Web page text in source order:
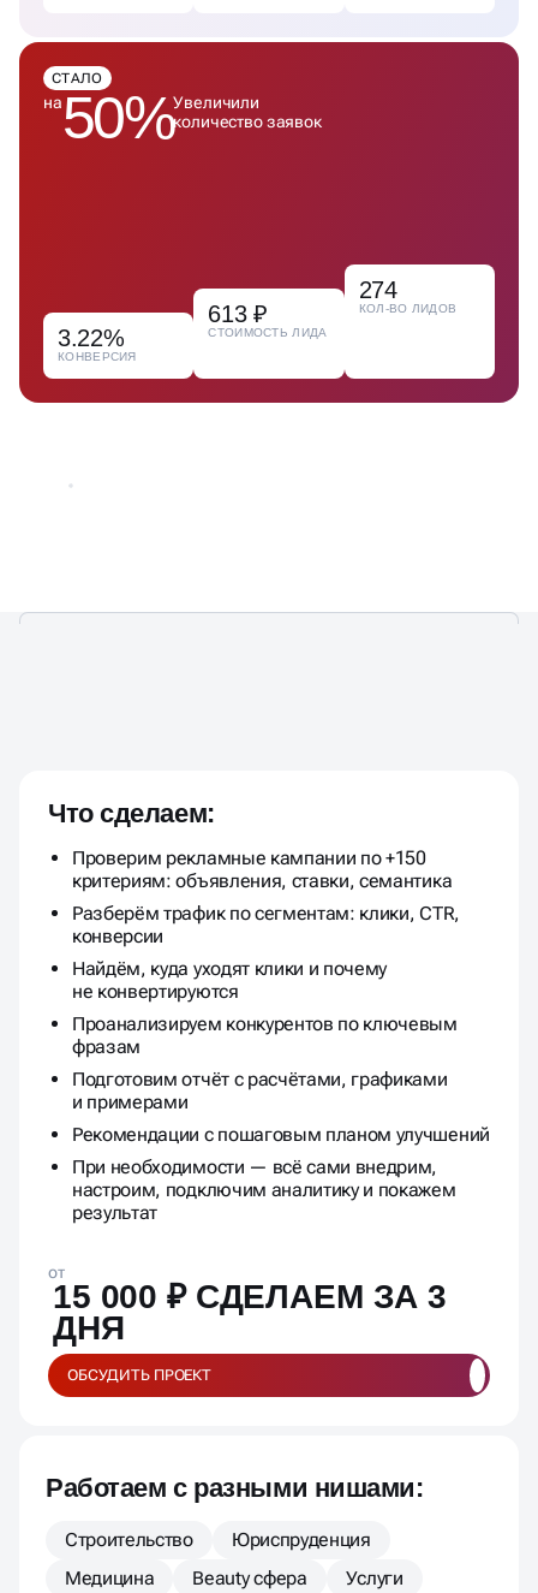
СТАЛО
на50%Увеличили
количество заявок
3.22%
КОНВЕРСИЯ
613 ₽
СТОИМОСТЬ ЛИДА
274
КОЛ-ВО ЛИДОВ
Что сделаем:
Проверим рекламные кампании по +150
критериям: объявления, ставки, семантика
Разберём трафик по сегментам: клики, CTR,
конверсии
Найдём, куда уходят клики и почему
не конвертируются
Проанализируем конкурентов по ключевым
фразам
Подготовим отчёт с расчётами, графиками
и примерами
Рекомендации с пошаговым планом улучшений
При необходимости — всё сами внедрим,
настроим, подключим аналитику и покажем
результат
от
15 000 ₽ СДЕЛАЕМ ЗА 3
ДНЯ
ОБСУДИТЬ ПРОЕКТ
Работаем с разными нишами:
Строительство
Юриспруденция
Медицина
Beauty сфера Услуги